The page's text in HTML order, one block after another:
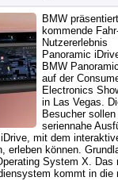
BMW
kommende
Nutzererlebnis
Panoramic
BMW
auf der
Electronics
in Las Vegas.
Besucher sollen
seriennahe
mit dem
erleben können.
System X. Das
kommt in die